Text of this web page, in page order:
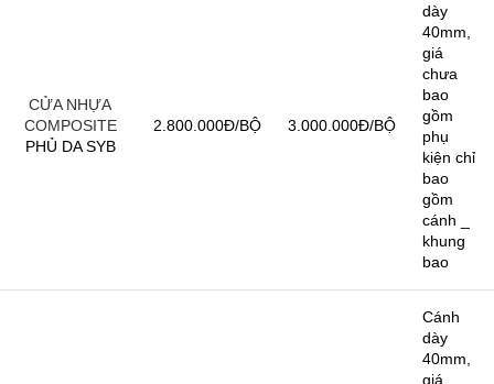
CỬA NHỰA
COMPOSITE
PHỦ DA SYB
2.800.000Đ/BỘ 3.000.000Đ/BỘ
dày
40mm,
giá
chưa
bao
gồm
phụ
kiện chỉ
bao
gồm
cánh _
khung
bao
Cánh
dày
40mm,
giá